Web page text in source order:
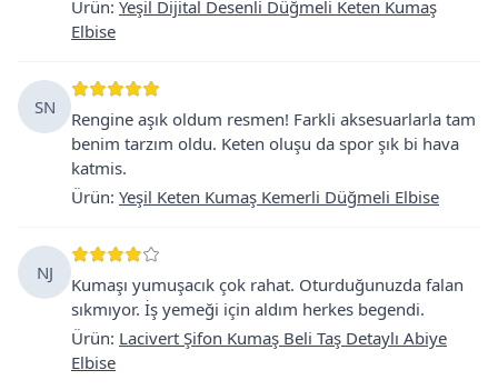
Ürün: Yeşil Dijital Desenli Düğmeli Keten Kumaş
Elbise
SN
Rengine aşık oldum resmen! Farkli aksesuarlarla tam
benim tarzım oldu. Keten oluşu da spor şık bi hava
katmis.
Ürün: Yeşil Keten Kumaş Kemerli Düğmeli Elbise
NJ
Kumaşı yumuşacık çok rahat. Oturduğunuzda falan
sıkmıyor. İş yemeği için aldım herkes begendi.
Ürün: Lacivert Şifon Kumaş Beli Taş Detaylı Abiye
Elbise